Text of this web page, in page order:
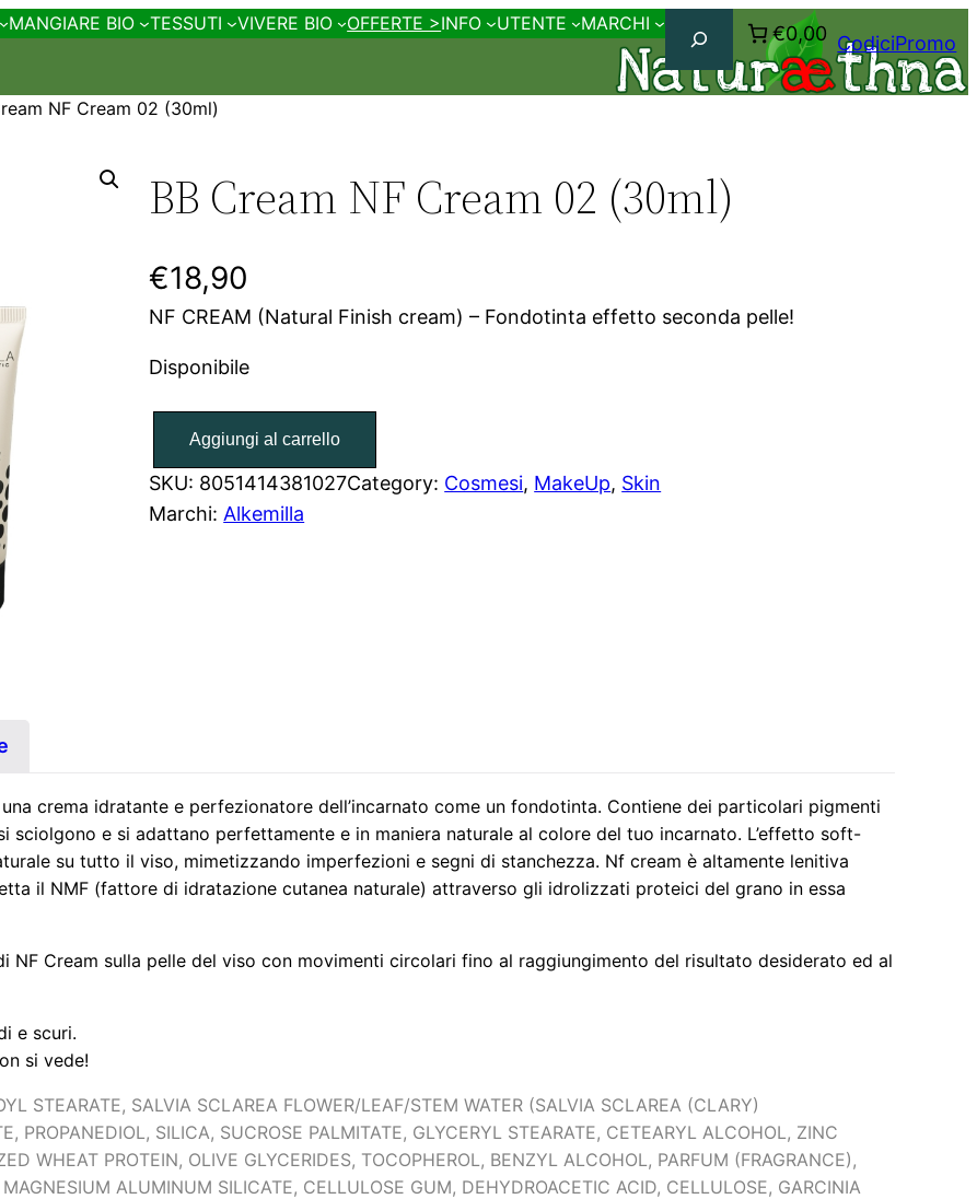
MANGIARE BIO TESSUTI VIVERE BIO OFFERTE >INFO UTENTE MARCHI Cerca €0,00 CodiciPromo
NF Cream 02 (30ml)
BB Cream NF Cream 02 (30ml)
€18,90
NF CREAM (Natural Finish cream) – Fondotinta effetto seconda pelle!
Disponibile
B
C
r
m
0
2
0
u
a
n
Aggiungi al carrello
SKU: 8051414381027Category: Cosmesi, MakeUp, Skin
Marchi:Alkemilla
crema idratante e perfezionatore dell’incarnato come un fondotinta. Contiene dei particolari pigmenti
sciolgono e si adattano perfettamente e in maniera naturale al colore del tuo incarnato. L’effetto soft-
su tutto il viso, mimetizzando imperfezioni e segni di stanchezza. Nf cream è altamente lenitiva
il NMF (fattore di idratazione cutanea naturale) attraverso gli idrolizzati proteici del grano in essa
NF Cream sulla pelle del viso con movimenti circolari fino al raggiungimento del risultato desiderato ed al
e scuri.
si vede!
STEARATE, SALVIA SCLAREA FLOWER/LEAF/STEM WATER (SALVIA SCLAREA (CLARY)
PROPANEDIOL, SILICA, SUCROSE PALMITATE, GLYCERYL STEARATE, CETEARYL ALCOHOL, ZINC
WHEAT PROTEIN, OLIVE GLYCERIDES, TOCOPHEROL, BENZYL ALCOHOL, PARFUM (FRAGRANCE),
ALUMINUM SILICATE, CELLULOSE GUM, DEHYDROACETIC ACID, CELLULOSE, GARCINIA